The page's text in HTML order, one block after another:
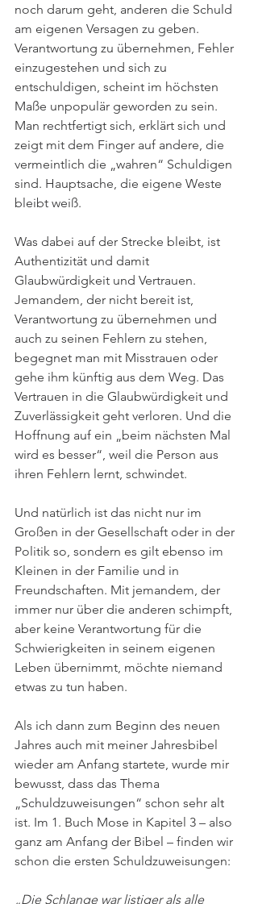
noch darum geht, anderen die Schuld
am eigenen Versagen zu geben.
Verantwortung zu übernehmen, Fehler
einzugestehen und sich zu
entschuldigen, scheint im höchsten
Maße unpopulär geworden zu sein.
Man rechtfertigt sich, erklärt sich und
zeigt mit dem Finger auf andere, die
vermeintlich die „wahren“ Schuldigen
sind. Hauptsache, die eigene Weste
bleibt weiß.
Was dabei auf der Strecke bleibt, ist
Authentizität und damit
Glaubwürdigkeit und Vertrauen.
Jemandem, der nicht bereit ist,
Verantwortung zu übernehmen und
auch zu seinen Fehlern zu stehen,
begegnet man mit Misstrauen oder
gehe ihm künftig aus dem Weg. Das
Vertrauen in die Glaubwürdigkeit und
Zuverlässigkeit geht verloren. Und die
Hoffnung auf ein „beim nächsten Mal
wird es besser“, weil die Person aus
ihren Fehlern lernt, schwindet.
Und natürlich ist das nicht nur im
Großen in der Gesellschaft oder in der
Politik so, sondern es gilt ebenso im
Kleinen in der Familie und in
Freundschaften. Mit jemandem, der
immer nur über die anderen schimpft,
aber keine Verantwortung für die
Schwierigkeiten in seinem eigenen
Leben übernimmt, möchte niemand
etwas zu tun haben.
Als ich dann zum Beginn des neuen
Jahres auch mit meiner Jahresbibel
wieder am Anfang startete, wurde mir
bewusst, dass das Thema
„Schuldzuweisungen“ schon sehr alt
ist. Im 1. Buch Mose in Kapitel 3 – also
ganz am Anfang der Bibel – finden wir
schon die ersten Schuldzuweisungen:
„Die Schlange war listiger als alle